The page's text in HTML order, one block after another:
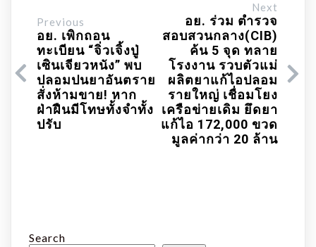
Previous
อย. เพิกถอน
ทะเบียน “จิ่วเจิ้งปู่
เซินเจียวหนัง” พบ
ปลอมปนยาอันตราย
สั่งห้ามขาย! หาก
ฝ่าฝืนมีโทษทั้งจำทั้ง
ปรับ
Next
อย. ร่วม ตำรวจ
สอบสวนกลาง(CIB)
ค้น 5 จุด ทลาย
โรงงาน รวบตัวแม่
ผลิตยาแก้ไอปลอม
รายใหญ่ เชื่อมโยง
เครือข่ายเดิม ยึดยา
แก้ไอ 172,000 ขวด
มูลค่ากว่า 20 ล้าน
Search